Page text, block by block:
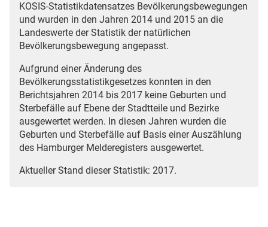
KOSIS-Statistikdatensatzes Bevölkerungsbewegungen
und wurden in den Jahren 2014 und 2015 an die
Landeswerte der Statistik der natürlichen
Bevölkerungsbewegung angepasst.
Aufgrund einer Änderung des
Bevölkerungsstatistikgesetzes konnten in den
Berichtsjahren 2014 bis 2017 keine Geburten und
Sterbefälle auf Ebene der Stadtteile und Bezirke
ausgewertet werden. In diesen Jahren wurden die
Geburten und Sterbefälle auf Basis einer Auszählung
des Hamburger Melderegisters ausgewertet.
Aktueller Stand dieser Statistik: 2017.